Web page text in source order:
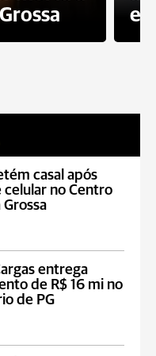
casal após
celular no Centro
entrega
de R$ 16 mi no
de PG